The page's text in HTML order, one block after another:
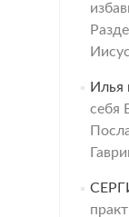
Илья
себя